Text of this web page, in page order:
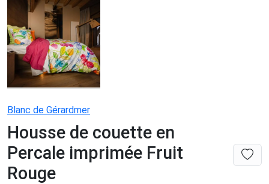
Blanc de Gérardmer
Housse de couette en
Percale imprimée Fruit
Rouge